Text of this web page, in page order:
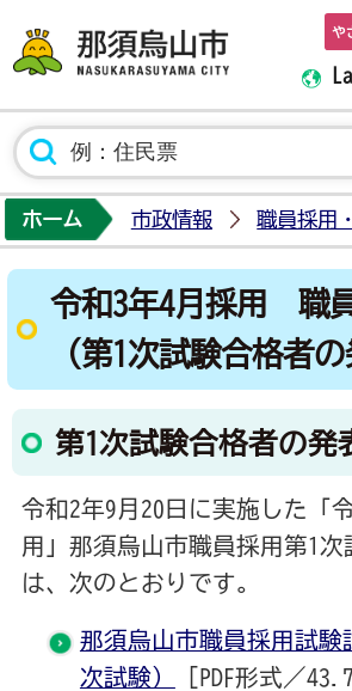
や
ホーム 市政情報 職員採用
令和3年4月採用 職
（第1次試験合格者の
第1次試験合格者の発
令和2年9月20日に実施した「
用」那須烏山市職員採用第1次
は、次のとおりです。
那須烏山市職員採用試験
次試験）
[PDF形式／